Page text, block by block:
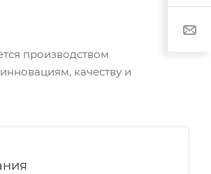
производством
качеству и